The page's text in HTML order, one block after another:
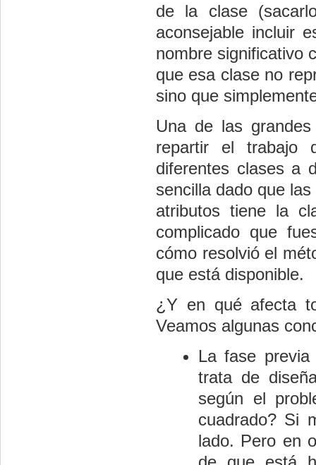
de la clase
aconsejable incluir
nombre significativo
que esa clase no
sino que
Una de las
repartir el trabajo
diferentes clases a
sencilla dado que
atributos tiene la
complicado que
cómo resolvió el
que está disponible.
¿Y en qué afecta
Veamos algunas
La fase
trata de
según el
cuadrado? Si
lado. Pero en